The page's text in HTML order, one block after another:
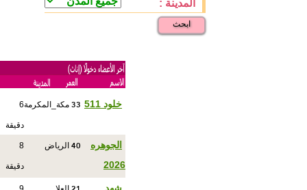
المدينة :
ابحث
خلود 511 33 مكة_المكرمة6
دقيقة
الجوهره
2026
40 الرياض 8
دقيقة